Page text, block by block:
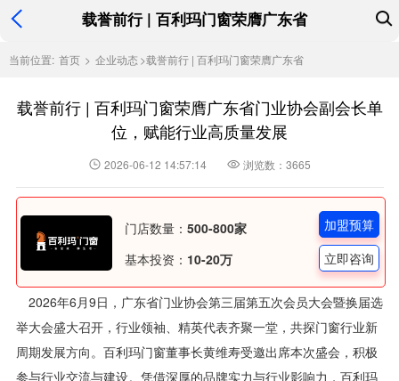
载誉前行 | 百利玛门窗荣膺广东省
当前位置: 首页 > 企业动态 >载誉前行 | 百利玛门窗荣膺广东省
载誉前行 | 百利玛门窗荣膺广东省门业协会副会长单
位，赋能行业高质量发展
2026-06-12 14:57:14 浏览数：3665
门店数量： 500-800家
基本投资： 10-20万
加盟预算
立即咨询
2026年6月9日，广东省门业协会第三届第五次会员大会暨换届选
举大会盛大召开，行业领袖、精英代表齐聚一堂，共探门窗行业新
周期发展方向。百利玛门窗董事长黄维寿受邀出席本次盛会，积极
参与行业交流与建设。凭借深厚的品牌实力与行业影响力，百利玛